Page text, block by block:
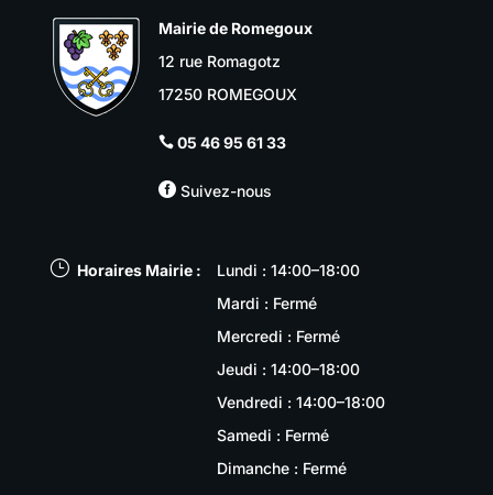
Mairie de Romegoux
12 rue Romagotz
17250 ROMEGOUX
 05 46 95 61 33
Suivez-nous
} Horaires Mairie :
Lundi : 14:00–18:00
Mardi : Fermé
Mercredi : Fermé
Jeudi : 14:00–18:00
Vendredi : 14:00–18:00
Samedi : Fermé
Dimanche : Fermé